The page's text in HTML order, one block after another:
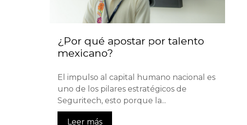
¿Por qué apostar por talento
mexicano?
El impulso al capital humano nacional es
uno de los pilares estratégicos de
Seguritech, esto porque la...
Leer más